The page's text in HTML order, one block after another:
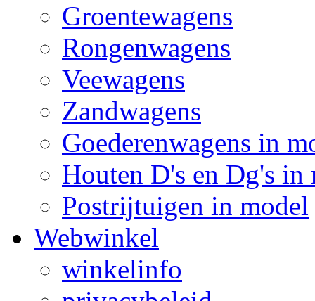
Groentewagens
Rongenwagens
Veewagens
Zandwagens
Goederenwagens in
Houten D's en Dg's in
Postrijtuigen in model
Webwinkel
winkelinfo